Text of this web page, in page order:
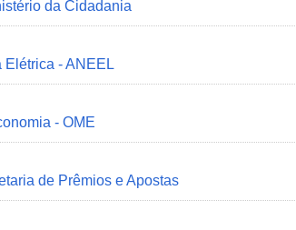
da Cidadania
Elétrica - ANEEL
- OME
de Prêmios e Apostas